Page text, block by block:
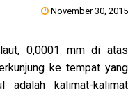
November 30, 2015
0,0001 mm di atas
ke tempat yang
kalimat-kalimat